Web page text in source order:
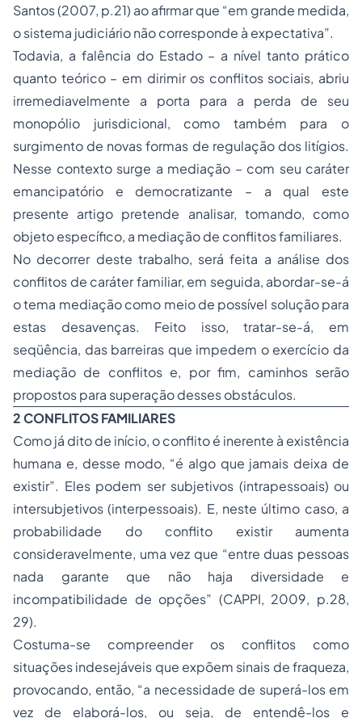
Santos (2007, p.21) ao afirmar que “em grande medida,
o sistema judiciário não corresponde à expectativa”.
Todavia, a falência do Estado – a nível tanto prático
quanto teórico – em dirimir os conflitos sociais, abriu
irremediavelmente a porta para a perda de seu
monopólio jurisdicional, como também para o
surgimento de novas formas de regulação dos litígios.
Nesse contexto surge a mediação – com seu caráter
emancipatório e democratizante – a qual este
presente artigo pretende analisar, tomando, como
objeto específico, a mediação de conflitos familiares.
No decorrer deste trabalho, será feita a análise dos
conflitos de caráter familiar, em seguida, abordar-se-á
o tema mediação como meio de possível solução para
estas desavenças. Feito isso, tratar-se-á, em
seqüência, das barreiras que impedem o exercício da
mediação de conflitos e, por fim, caminhos serão
propostos para superação desses obstáculos.
2 CONFLITOS FAMILIARES
Como já dito de início, o conflito é inerente à existência
humana e, desse modo, “é algo que jamais deixa de
existir”. Eles podem ser subjetivos (intrapessoais) ou
intersubjetivos (interpessoais). E, neste último caso, a
probabilidade do conflito existir aumenta
consideravelmente, uma vez que “entre duas pessoas
nada garante que não haja diversidade e
incompatibilidade de opções” (CAPPI, 2009, p.28,
29).
Costuma-se compreender os conflitos como
situações indesejáveis que expõem sinais de fraqueza,
provocando, então, “a necessidade de superá-los em
vez de elaborá-los, ou seja, de entendê-los e